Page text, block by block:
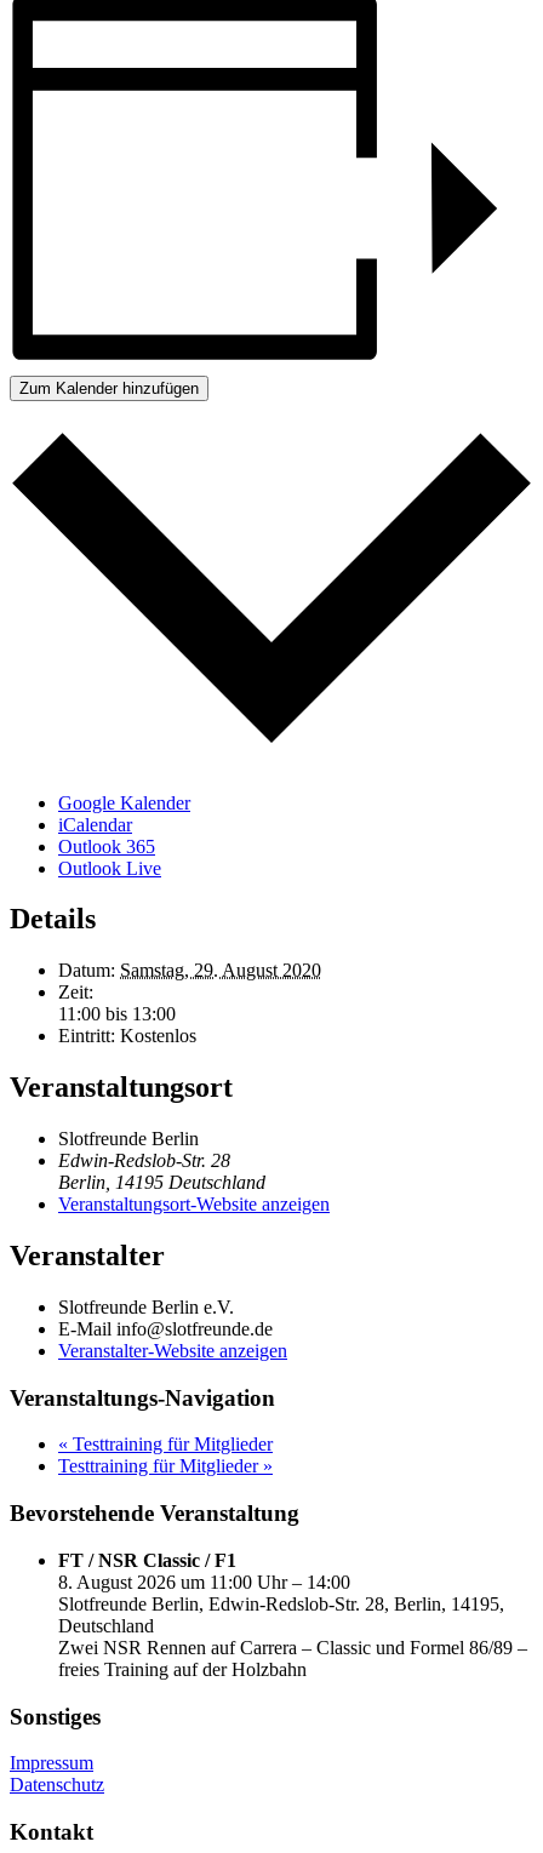
Zum Kalender hinzufügen
Google Kalender
iCalendar
Outlook 365
Outlook Live
Details
Datum: Samstag, 29. August 2020
Zeit:
11:00 bis 13:00
Eintritt: Kostenlos
Veranstaltungsort
Slotfreunde Berlin
Edwin-Redslob-Str. 28
Berlin 14195 Deutschland
Veranstaltungsort-Website anzeigen
Veranstalter
Slotfreunde Berlin e.V.
E-Mail info@slotfreunde.de
Veranstalter-Website anzeigen
Veranstaltungs-Navigation
« Testtraining für Mitglieder
Testtraining für Mitglieder »
Bevorstehende Veranstaltung
FT / NSR Classic / F1
8. August 2026 um 11:00 Uhr – 14:00
Slotfreunde Berlin, Edwin-Redslob-Str. 28, Berlin, 14195,
Deutschland
Zwei NSR Rennen auf Carrera – Classic und Formel 86/89 –
freies Training auf der Holzbahn
Sonstiges
Impressum
Datenschutz
Kontakt